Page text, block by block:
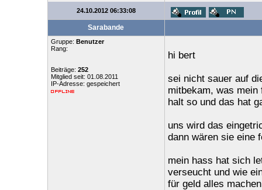
24.10.2012 06:33:08
Sarabande
Gruppe: Benutzer
Rang:
Beiträge: 252
Mitglied seit: 01.08.2011
IP-Adresse: gespeichert
hi bert
sei nicht sauer auf
mitbekam, was mein
halt so und das hat
uns wird das
dann wären sie eine
mein hass hat sich
verseucht und wie
für geld alles